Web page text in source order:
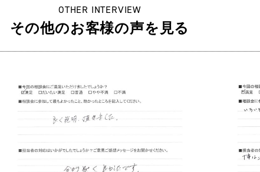
OTHER INTERVIEW
その他のお客様の声を見る